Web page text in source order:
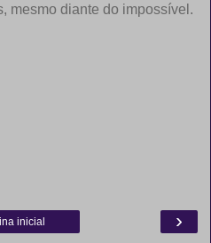
mesmo diante do impossível.
›
inicial